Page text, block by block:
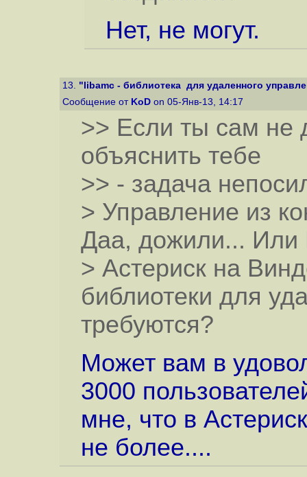
Нет, не могут.
13. "libamc - библиотека для удаленного
Сообщение от KoD on 05-Янв-13, 14:17
>> Если ты сам не
объяснить тебе
>> - задача
> Управление из
Даа, дожили...
> Астериск на
библиотеки для
требуются?
Может вам в
3000
мне, что в
не более....